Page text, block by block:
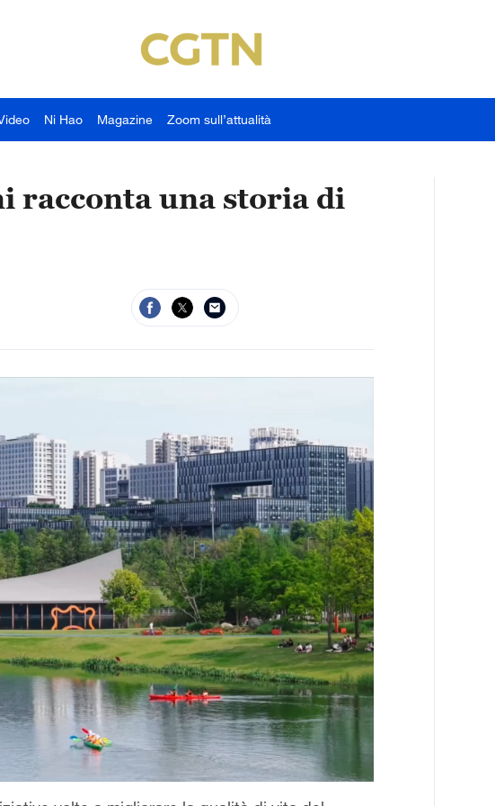
Ni Hao Magazine Zoom sull’attualità
racconta una storia di